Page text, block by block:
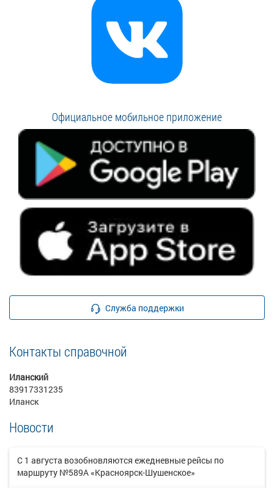
Официальное мобильное приложение
Служба поддержки
Контакты справочной
Иланский
83917331235
Иланск
Новости
С 1 августа возобновляются ежедневные рейсы по
маршруту №589А «Красноярск-Шушенское»